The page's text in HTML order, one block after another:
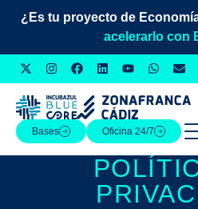
¿Es tu proyecto de
acelerarlo con
Bases Oficina 24/7